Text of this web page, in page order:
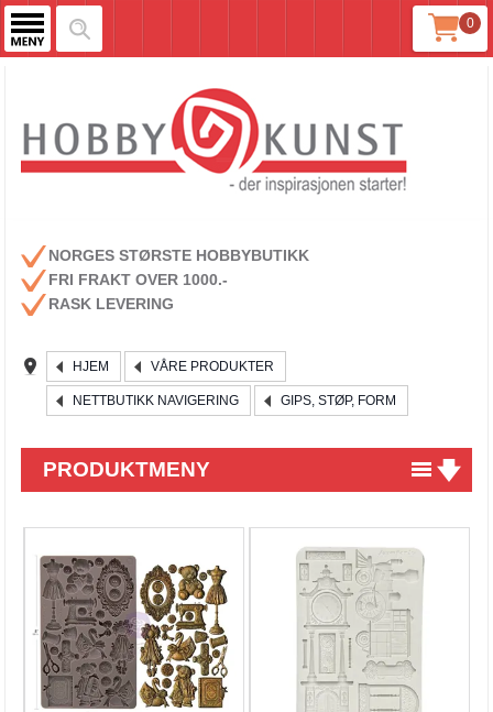
0
NORGES STØRSTE HOBBYBUTIKK
FRI FRAKT OVER 1000.-
RASK LEVERING
HJEM VÅRE PRODUKTER
NETTBUTIKK NAVIGERING GIPS, STØP, FORM
PRODUKTMENY
Tilbud
Kurs & aktiviteter
Gavekort
Kort & Scrapbooking